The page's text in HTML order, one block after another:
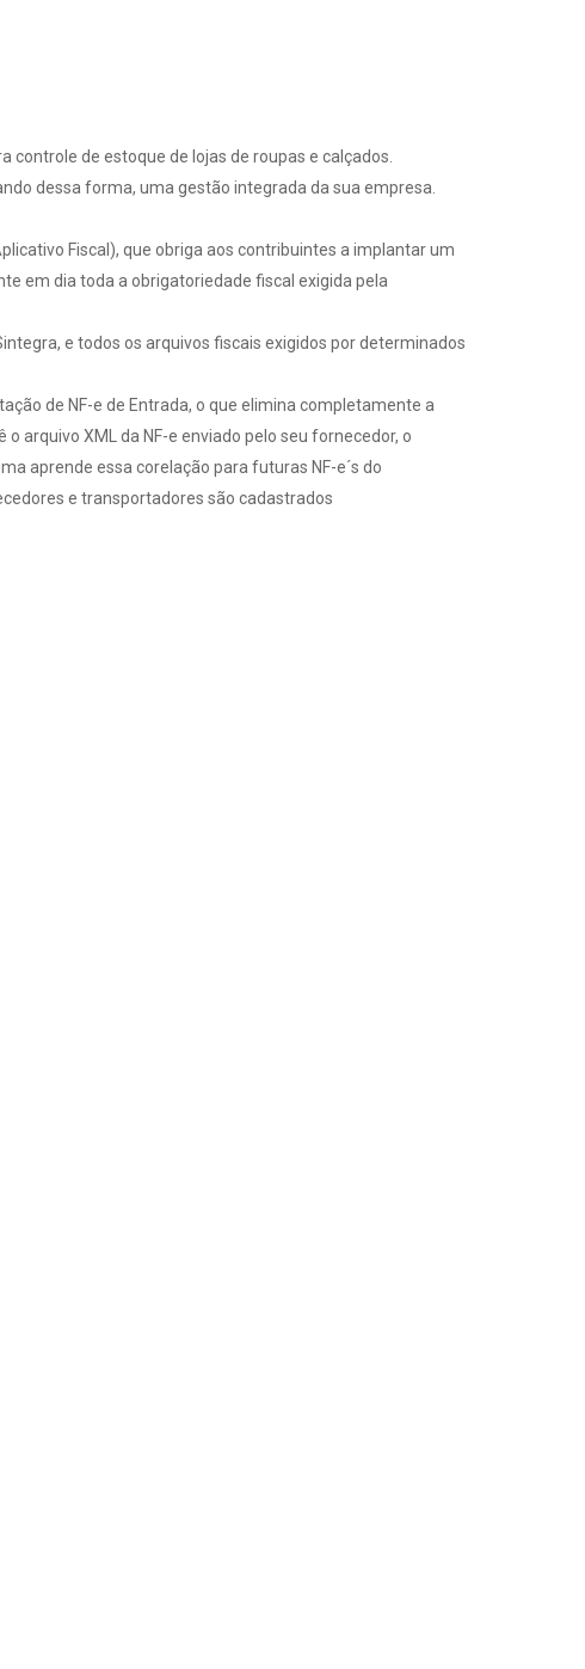
de estoque de lojas de roupas e calçados.
dessa forma, uma gestão integrada da sua empresa.
Fiscal), que obriga aos contribuintes a implantar um
em dia toda a obrigatoriedade fiscal exigida pela
e todos os arquivos fiscais exigidos por determinados
de NF-e de Entrada, o que elimina completamente a
arquivo XML da NF-e enviado pelo seu fornecedor, o
aprende essa corelação para futuras NF-e´s do
e transportadores são cadastrados